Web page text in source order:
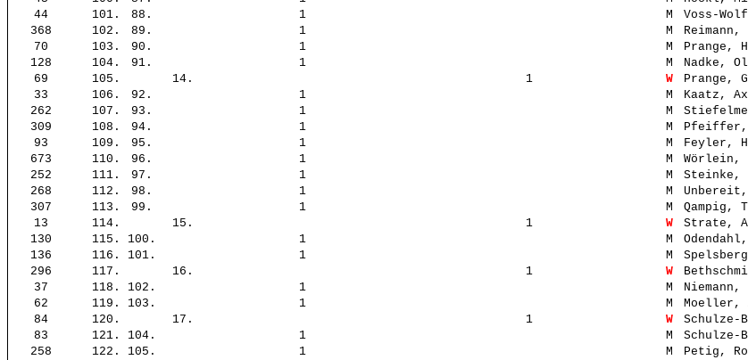
44
101. 88. 1 M Voss-
368
102. 89. 1 M Reimann,
70
103. 90. 1 M Prange,
128
104. 91. 1 M Nadke,
69
105. 14. 1 W Prange,
33
106. 92. 1 M Kaatz,
262
107. 93. 1 M
309
108. 94. 1 M Pfeiffer,
93
109. 95. 1 M Feyler,
673
110. 96. 1 M Wörlein,
252
111. 97. 1 M Steinke,
268
112. 98. 1 M Unbereit,
307
113. 99. 1 M Qampig,
13
114. 15. 1 W Strate,
130
115. 100. 1 M
136
116. 101. 1 M
296
117. 16. 1 W
37
118. 102. 1 M
62
119. 103. 1 M Moeller,
84
120. 17. 1 W Schulze-
83
121. 104. 1 M Schulze-
258
122. 105. 1 M Petig,